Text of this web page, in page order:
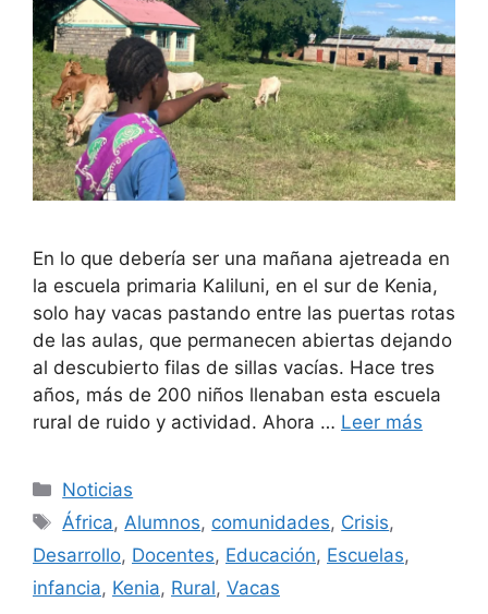
En lo que debería ser una mañana ajetreada en
la escuela primaria Kaliluni, en el sur de Kenia,
solo hay vacas pastando entre las puertas rotas
de las aulas, que permanecen abiertas dejando
al descubierto filas de sillas vacías. Hace tres
años, más de 200 niños llenaban esta escuela
rural de ruido y actividad. Ahora … Leer más
Categorías
Noticias
Etiquetas
África,Alumnos, comunidades, Crisis,
Desarrollo, Docentes, Educación, Escuelas,
infancia, Kenia, Rural, Vacas